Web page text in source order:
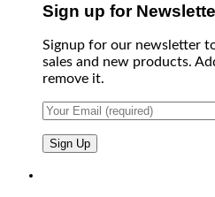
Sign up for
Signup for our newsletter
sales and new products.
remove it.